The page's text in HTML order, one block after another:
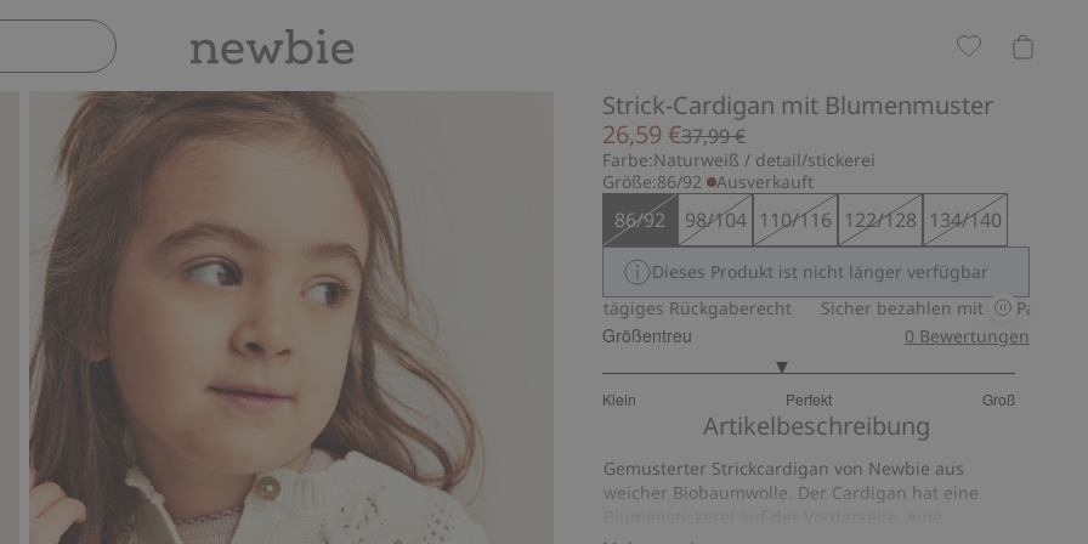
Strick-Cardigan mit Blumenmuster
26,59 €37,99 €
Farbe:Naturweiß / detail/stickerei
Größe:86/92 Ausverkauft
86/92 98/104 110/116 122/128 134/140
Dieses Produkt ist nicht länger verfügbar
Sicher bezahlen mit PayPal & Apple Pay
30-tägiges Rückgaberecht Sicher bezahlen mit PayPal & Apple
Größentreu
Klein Perfekt Groß
von
22
Bewertungen
0 Bewertungen
Artikelbeschreibung
Gemusterter Strickcardigan von Newbie aus
weicher Biobaumwolle. Der Cardigan hat eine